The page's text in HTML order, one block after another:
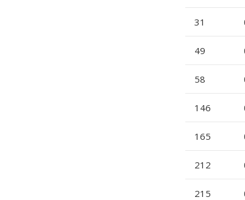
31
49
58
146
165
212
215